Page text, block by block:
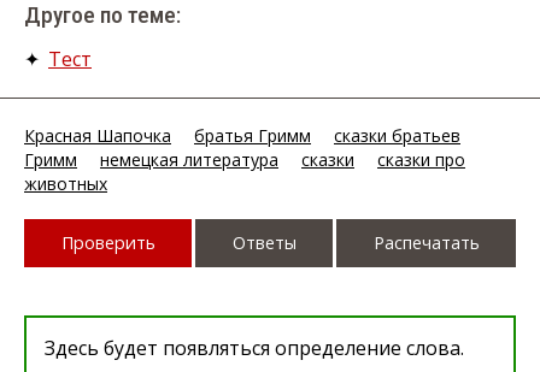
Другое по теме:
✦ Тест
Красная Шапочка братья Гримм
сказки братьев
Гримм
немецкая литература сказки
сказки про
животных
Проверить Ответы Распечатать
Здесь будет появляться определение слова.